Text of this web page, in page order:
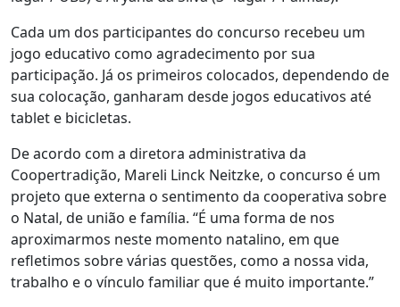
Cada um dos participantes do concurso recebeu um
jogo educativo como agradecimento por sua
participação. Já os primeiros colocados, dependendo de
sua colocação, ganharam desde jogos educativos até
tablet e bicicletas.
De acordo com a diretora administrativa da
Coopertradição, Mareli Linck Neitzke, o concurso é um
projeto que externa o sentimento da cooperativa sobre
o Natal, de união e família. “É uma forma de nos
aproximarmos neste momento natalino, em que
refletimos sobre várias questões, como a nossa vida,
trabalho e o vínculo familiar que é muito importante.”